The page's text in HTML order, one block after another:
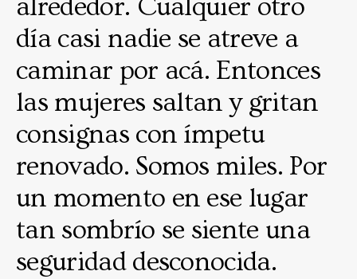
alrededor. Cualquier otro
día casi nadie se atreve a
caminar por acá. Entonces
las mujeres saltan y gritan
consignas con ímpetu
renovado. Somos miles. Por
un momento en ese lugar
tan sombrío se siente una
seguridad desconocida.